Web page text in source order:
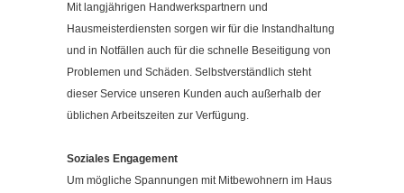
Mit langjährigen Handwerkspartnern und
Hausmeisterdiensten sorgen wir für die Instandhaltung
und in Notfällen auch für die schnelle Beseitigung von
Problemen und Schäden. Selbstverständlich steht
dieser Service unseren Kunden auch außerhalb der
üblichen Arbeitszeiten zur Verfügung.
Soziales Engagement
Um mögliche Spannungen mit Mitbewohnern im Haus